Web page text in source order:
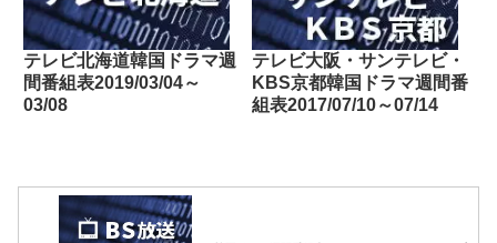
テレビ北海道韓国ドラマ週
間番組表2019/03/04～
03/08
テレビ大阪・サンテレビ・
KBS京都韓国ドラマ週間番
組表2017/07/10～07/14